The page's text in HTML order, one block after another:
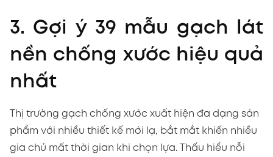
3. Gợi ý 39 mẫu gạch lát
nền chống xước hiệu quả
nhất
Thị trường gạch chống xước xuất hiện đa dạng sản
phẩm với nhiều thiết kế mới lạ, bắt mắt khiến nhiều
gia chủ mất thời gian khi chọn lựa. Thấu hiểu nỗi